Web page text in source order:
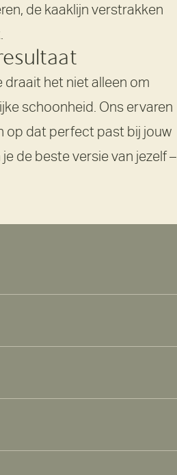
de kaaklijn verstrakken
draait het niet alleen om
schoonheid. Ons ervaren
op dat perfect past bij jouw
de beste versie van jezelf –